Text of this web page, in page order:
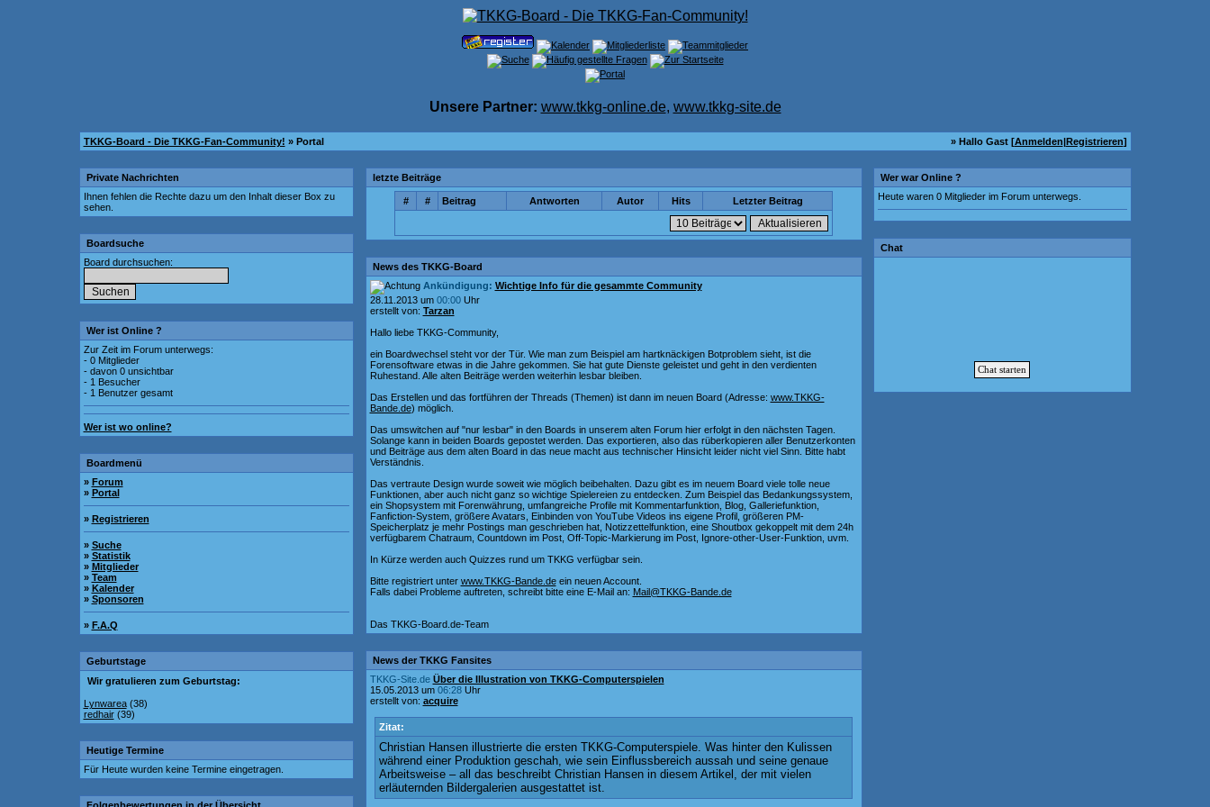
Unsere Partner: www.tkkg-online.de, www.tkkg-site.de
TKKG-Board - Die TKKG-Fan-Community! » Portal » Hallo Gast [Anmelden|Registrieren]
Private Nachrichten
Ihnen fehlen die Rechte dazu um den Inhalt dieser Box zu
sehen.
Boardsuche
Board durchsuchen:
Wer ist Online ?
Zur Zeit im Forum unterwegs:
- 0 Mitglieder
- davon 0 unsichtbar
- 1 Besucher
- 1 Benutzer gesamt
Wer ist wo online?
Boardmenü
» Forum
» Portal
» Registrieren
» Suche
» Statistik
» Mitglieder
» Team
» Kalender
» Sponsoren
» F.A.Q
Geburtstage
Wir gratulieren zum Geburtstag:
Lynwarea(38)
redhair(39)
Heutige Termine
Für Heute wurden keine Termine eingetragen.
letzte Beiträge
# # Beitrag Antworten Autor Hits Letzter Beitrag
News des TKKG-Board
Ankündigung: Wichtige Info für die gesammte Community
28.11.2013 um 00:00Uhr
erstellt von: Tarzan
Hallo liebe TKKG-Community,
ein Boardwechsel steht vor der Tür. Wie man zum Beispiel am hartknäckigen Botproblem sieht, ist die
Forensoftware etwas in die Jahre gekommen. Sie hat gute Dienste geleistet und geht in den verdienten
Ruhestand. Alle alten Beiträge werden weiterhin lesbar bleiben.
Das Erstellen und das fortführen der Threads (Themen) ist dann im neuen Board (Adresse: www.TKKG-
Bande.de) möglich.
Das umswitchen auf "nur lesbar" in den Boards in unserem alten Forum hier erfolgt in den nächsten Tagen.
Solange kann in beiden Boards gepostet werden. Das exportieren, also das rüberkopieren aller Benutzerkonten
und Beiträge aus dem alten Board in das neue macht aus technischer Hinsicht leider nicht viel Sinn. Bitte habt
Verständnis.
Das vertraute Design wurde soweit wie möglich beibehalten. Dazu gibt es im neuem Board viele tolle neue
Funktionen, aber auch nicht ganz so wichtige Spielereien zu entdecken. Zum Beispiel das Bedankungssystem,
ein Shopsystem mit Forenwährung, umfangreiche Profile mit Kommentarfunktion, Blog, Galleriefunktion,
Fanfiction-System, größere Avatars, Einbinden von YouTube Videos ins eigene Profil, größeren PM-
Speicherplatz je mehr Postings man geschrieben hat, Notizzettelfunktion, eine Shoutbox gekoppelt mit dem 24h
verfügbarem Chatraum, Countdown im Post, Off-Topic-Markierung im Post, Ignore-other-User-Funktion, uvm.
In Kürze werden auch Quizzes rund um TKKG verfügbar sein.
Bitte registriert unter www.TKKG-Bande.deein neuen Account.
Falls dabei Probleme auftreten, schreibt bitte eine E-Mail an: Mail@TKKG-Bande.de
Das TKKG-Board.de-Team
News der TKKG Fansites
TKKG-Site.de Über die Illustration von TKKG-Computerspielen
15.05.2013 um 06:28Uhr
erstellt von: acquire
Zitat:
Christian Hansen illustrierte die ersten TKKG-Computerspiele. Was hinter den Kulissen
während einer Produktion geschah, wie sein Einflussbereich aussah und seine genaue
Arbeitsweise – all das beschreibt Christian Hansen in diesem Artikel, der mit vielen
erläuternden Bildergalerien ausgestattet ist.
Wer war Online ?
Heute waren 0 Mitglieder im Forum unterwegs.
Chat